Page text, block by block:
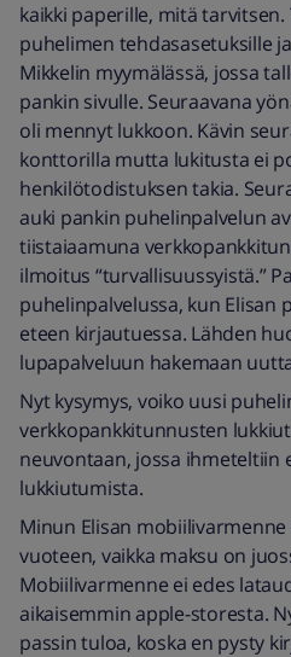
kaikki paperille, mitä
puhelimen tehdasasetuksille
Mikkelin myymälässä, jossa
pankin sivulle. Seuraavana
oli mennyt lukkoon. Kävin
konttorilla mutta lukitusta ei
henkilötodistuksen takia.
auki pankin puhelinpalvelun
tiistaiaamuna
ilmoitus “turvallisuussyistä.”
puhelinpalvelussa, kun Elisan
eteen kirjautuessa. Lähden
lupapalveluun hakemaan
Nyt kysymys, voiko uusi
verkkopankkitunnusten
neuvontaan, jossa ihmeteltiin
lukkiutumista.
Minun Elisan
vuoteen, vaikka maksu on
Mobiilivarmenne ei edes
aikaisemmin apple-storesta.
passin tuloa, koska en pysty